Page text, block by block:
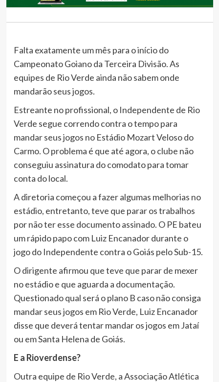
Falta exatamente um mês para o início do
Campeonato Goiano da Terceira Divisão. As
equipes de Rio Verde ainda não sabem onde
mandarão seus jogos.
Estreante no profissional, o Independente de Rio
Verde segue correndo contra o tempo para
mandar seus jogos no Estádio Mozart Veloso do
Carmo. O problema é que até agora, o clube não
conseguiu assinatura do comodato para tomar
conta do local.
A diretoria começou a fazer algumas melhorias no
estádio, entretanto, teve que parar os trabalhos
por não ter esse documento assinado. O PE bateu
um rápido papo com Luiz Encanador durante o
jogo do Independente contra o Goiás pelo Sub-15.
O dirigente afirmou que teve que parar de mexer
no estádio e que aguarda a documentação.
Questionado qual será o plano B caso não consiga
mandar seus jogos em Rio Verde, Luiz Encanador
disse que deverá tentar mandar os jogos em Jataí
ou em Santa Helena de Goiás.
E a Rioverdense?
Outra equipe de Rio Verde, a Associação Atlética